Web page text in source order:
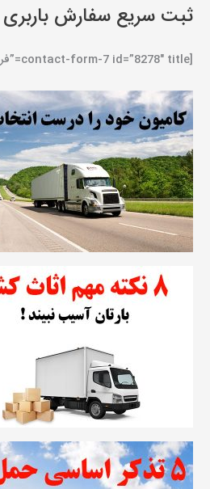
ثبت سریع سفارش باربری
[contact-form-7 id=”8278″ title=”فرم تماس 1″]